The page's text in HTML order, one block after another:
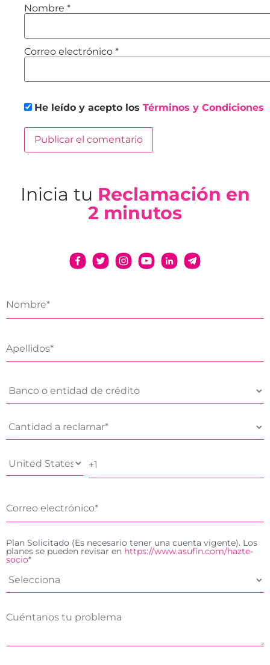
Nombre *
Correo electrónico *
He leído y acepto los Términos y Condiciones
Inicia tu Reclamación en
2 minutos
Plan Solicitado (Es necesario tener una cuenta vigente). Los
planes se pueden revisar en https://www.asufin.com/hazte-
socio*